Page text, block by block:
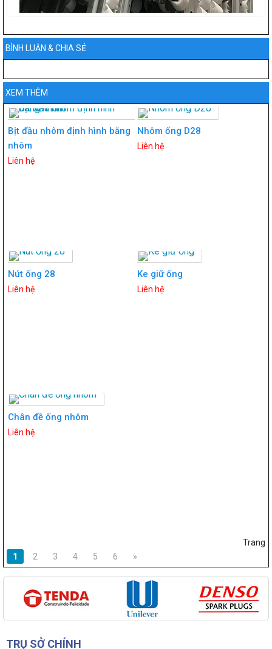
BÌNH LUẬN & CHIA SẺ
XEM THÊM
Bịt đầu nhôm định hình bằng
nhôm
Liên hệ
Nhôm ống D28
Liên hệ
Nút ống 28
Liên hệ
Ke giữ ống
Liên hệ
Chân đề ống nhôm
Liên hệ
Trang
1
2 3 4 5 6 »
TRỤ SỞ CHÍNH